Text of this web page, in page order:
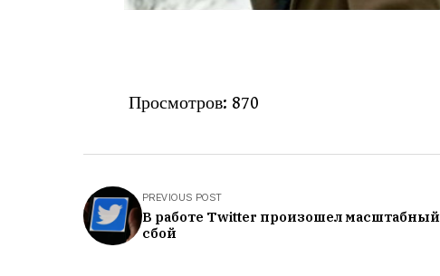
Просмотров: 870
PREVIOUS POST
В работе Twitter произошел масштабный
сбой